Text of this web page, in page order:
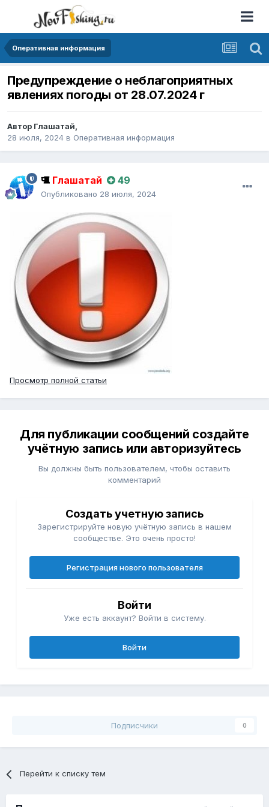
Оперативная информация
Предупреждение о неблагоприятных
явлениях погоды от 28.07.2024 г
Автор Глашатай,
28 июля, 2024 в Оперативная информация
Глашатай 49
Опубликовано 28 июля, 2024
Просмотр полной статьи
Для публикации сообщений создайте
учётную запись или авторизуйтесь
Вы должны быть пользователем, чтобы оставить
комментарий
Создать учетную запись
Зарегистрируйте новую учётную запись в нашем
сообществе. Это очень просто!
Регистрация нового пользователя
Войти
Уже есть аккаунт? Войти в систему.
Войти
Подписчики 0
Перейти к списку тем